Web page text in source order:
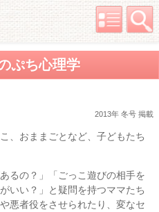
ぷち心理学
2013年 冬号 掲載
、おままごとなど、子どもたち
るの？」「ごっこ遊びの相手を
いい？」と疑問を持つママたち
悪者役をさせられたり、変なセ